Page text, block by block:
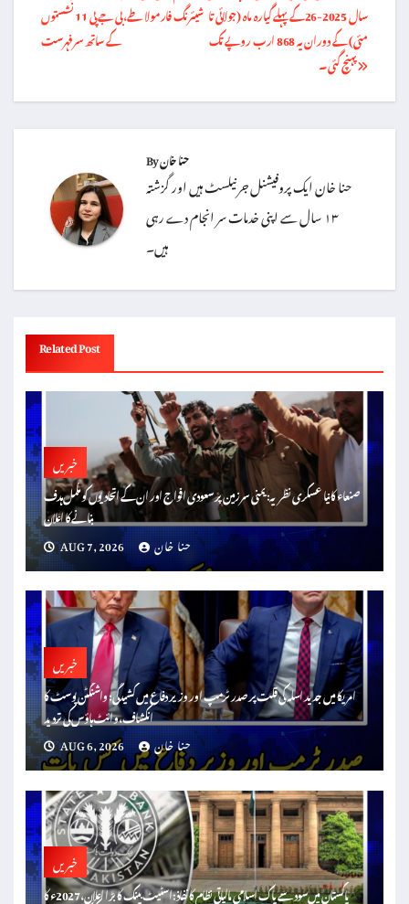
سال 2025-26کے پہلے گیارہ ماہ (جولائی تا
مئی) کے دوران یہ 868 ارب روپے تک
پہنچ گئی ۔
شیئرنگ فارمولا طے، بی جے پی 11 نشستوں
کے ساتھ سرفہرست
Byحنا خان
حنا خان ایک پروفیشنل جرنیلسٹ ہیں اور گزشتہ
۱۳ سال سے اپنی خدمات سر انجام دے رہی
ہیں۔
Related Post
خبریں
صنعاء کا نیا عسکری نظریہ: یمنی سرزمین پر سعودی افواج اور ان کے اتحادیوں کو مکمل ہدف
بنانے کا اعلان
AUG 7, 2026
حنا خان
خبریں
امریکا میں جدید اسلہ کی قلت پر صدر ٹرمپ اور وزیر دفاع میں کشیدگی: واشنگٹن پوسٹ کا
انکشاف، وائٹ ہاؤس کی تردید
AUG 6, 2026
حنا خان
خبریں
پاکستان میں سود سے پاک اسلامی مالیاتی نظام کا نفاذ: اسٹیٹ بینک کا بڑا اعلان، 2027ء کا